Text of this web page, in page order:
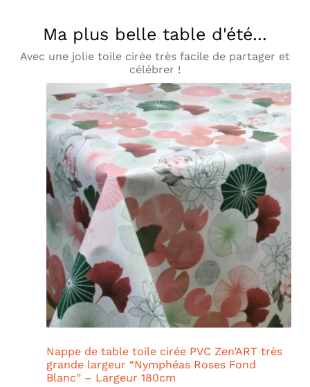
Ma plus belle table d'été...
Avec une jolie toile cirée très facile de partager et
célébrer !
Nappe de table toile cirée PVC Zen’ART très
grande largeur “Nymphéas Roses Fond
Blanc” – Largeur 180cm